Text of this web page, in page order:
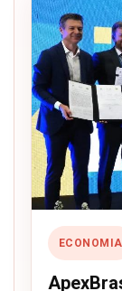
ECONOMIA